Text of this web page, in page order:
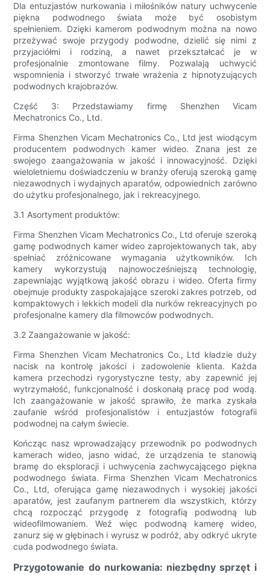
Dla entuzjastów nurkowania i miłośników natury uchwycenie
piękna podwodnego świata może być osobistym
spełnieniem. Dzięki kamerom podwodnym można na nowo
przeżywać swoje przygody podwodne, dzielić się nimi z
przyjaciółmi i rodziną, a nawet przekształcać je w
profesjonalnie zmontowane filmy. Pozwalają uchwycić
wspomnienia i stworzyć trwałe wrażenia z hipnotyzujących
podwodnych krajobrazów.
Część 3: Przedstawiamy firmę Shenzhen Vicam
Mechatronics Co., Ltd.
Firma Shenzhen Vicam Mechatronics Co., Ltd jest wiodącym
producentem podwodnych kamer wideo. Znana jest ze
swojego zaangażowania w jakość i innowacyjność. Dzięki
wieloletniemu doświadczeniu w branży oferują szeroką gamę
niezawodnych i wydajnych aparatów, odpowiednich zarówno
do użytku profesjonalnego, jak i rekreacyjnego.
3.1 Asortyment produktów:
Firma Shenzhen Vicam Mechatronics Co., Ltd oferuje szeroką
gamę podwodnych kamer wideo zaprojektowanych tak, aby
spełniać zróżnicowane wymagania użytkowników. Ich
kamery wykorzystują najnowocześniejszą technologię,
zapewniając wyjątkową jakość obrazu i wideo. Oferta firmy
obejmuje produkty zaspokajające szeroki zakres potrzeb, od
kompaktowych i lekkich modeli dla nurków rekreacyjnych po
profesjonalne kamery dla filmowców podwodnych.
3.2 Zaangażowanie w jakość:
Firma Shenzhen Vicam Mechatronics Co., Ltd kładzie duży
nacisk na kontrolę jakości i zadowolenie klienta. Każda
kamera przechodzi rygorystyczne testy, aby zapewnić jej
wytrzymałość, funkcjonalność i doskonałą pracę pod wodą.
Ich zaangażowanie w jakość sprawiło, że marka zyskała
zaufanie wśród profesjonalistów i entuzjastów fotografii
podwodnej na całym świecie.
Kończąc nasz wprowadzający przewodnik po podwodnych
kamerach wideo, jasno widać, że urządzenia te stanowią
bramę do eksploracji i uchwycenia zachwycającego piękna
podwodnego świata. Firma Shenzhen Vicam Mechatronics
Co., Ltd, oferująca gamę niezawodnych i wysokiej jakości
aparatów, jest zaufanym partnerem dla wszystkich, którzy
chcą rozpocząć przygodę z fotografią podwodną lub
wideofilmowaniem. Weź więc podwodną kamerę wideo,
zanurz się w głębinach i wyrusz w podróż, aby odkryć ukryte
cuda podwodnego świata.
Przygotowanie do nurkowania: niezbędny sprzęt i